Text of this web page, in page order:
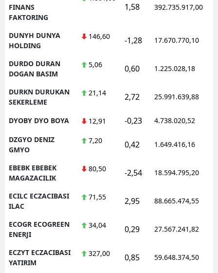
FINANS
FAKTORING
1,58 392.735.917,00
DUNYH DUNYA
HOLDING
146,60 -1,28 17.670.770,10
DURDO DURAN
DOGAN BASIM
5,06 0,60 1.225.028,18
DURKN DURUKAN
SEKERLEME
21,14 2,72 25.991.639,88
DYOBY DYO BOYA 12,91 -0,23 4.738.020,52
DZGYO DENIZ
GMYO
7,20 0,42 1.649.416,16
EBEBK EBEBEK
MAGAZACILIK
80,50 -2,54 18.594.795,20
ECILC ECZACIBASI
ILAC
71,55 2,95 88.665.474,55
ECOGR ECOGREEN
ENERJI
34,04 0,29 27.567.241,82
ECZYT ECZACIBASI
YATIRIM
327,00 0,85 59.648.374,50